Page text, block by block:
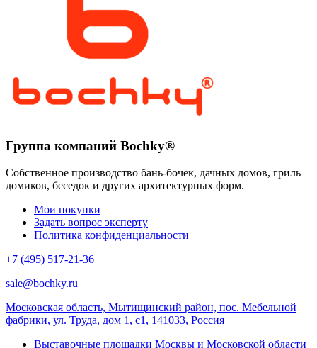
Группа компаний Bochky®
Собственное производство бань-бочек, дачных домов, гриль
домиков, беседок и других архитектурных форм.
Мои покупки
Задать вопрос эксперту
Политика конфиденциальности
+7 (495) 517-21-36
sale@bochky.ru
Московская область, Мытищинский район, пос. Мебельной
фабрики, ул. Труда, дом 1, с1 , 141033, Россия
Выставочные площадки Москвы и Московской области